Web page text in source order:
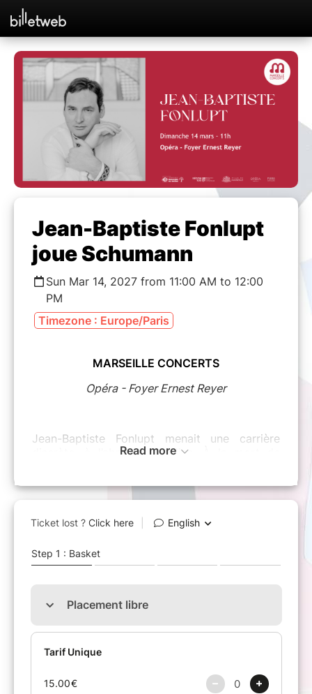
Jean-Baptiste Fonlupt
joue Schumann
Sun Mar 14, 2027 from 11:00 AM to 12:00
PM
Timezone : Europe/Paris
MARSEILLE CONCERTS
Opéra - Foyer Ernest Reyer
Jean-Baptiste Fonlupt menait une carrière
discrète, à l’abri des médias. À la mort de
son jeu d’orgue, puissant et chaleureux, un jeu
s’est attaché à lui comme un frère du disparu
Pour son récital du dimanche matin, Jean-
frère de l’âme". Celui qui par sa fantaisie, sa
débordante nous rend plus légers, plus
tendres, plus cultivés et plus imaginatifs.
de l’intime à un degré aussi élevé.
Read more